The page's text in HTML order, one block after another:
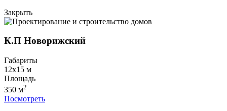
Закрыть
К.П Новорижский
Габариты
12х15 м
Площадь
350 м2
Посмотреть